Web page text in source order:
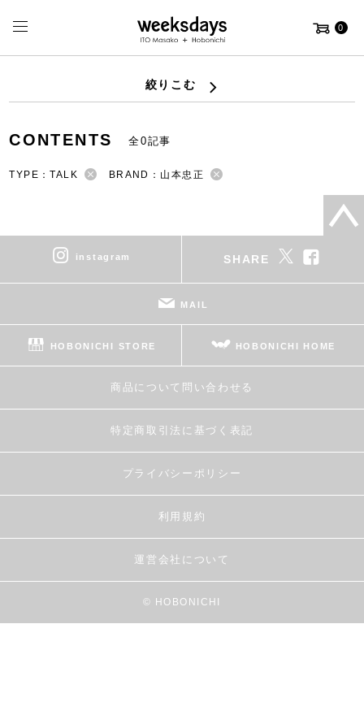
0
絞りこむ
CONTENTS 全0記事
TYPE：TALK BRAND：山本忠正
instagram SHARE
MAIL
HOBONICHI STORE HOBONICHI HOME
商品について問い合わせる
特定商取引法に基づく表記
プライバシーポリシー
利用規約
運営会社について
© HOBONICHI